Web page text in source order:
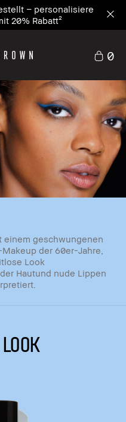
– personalisiere
20% Rabatt²
0
einem geschwungenen
der 60er-Jahre,
Look
Hautund nude Lippen